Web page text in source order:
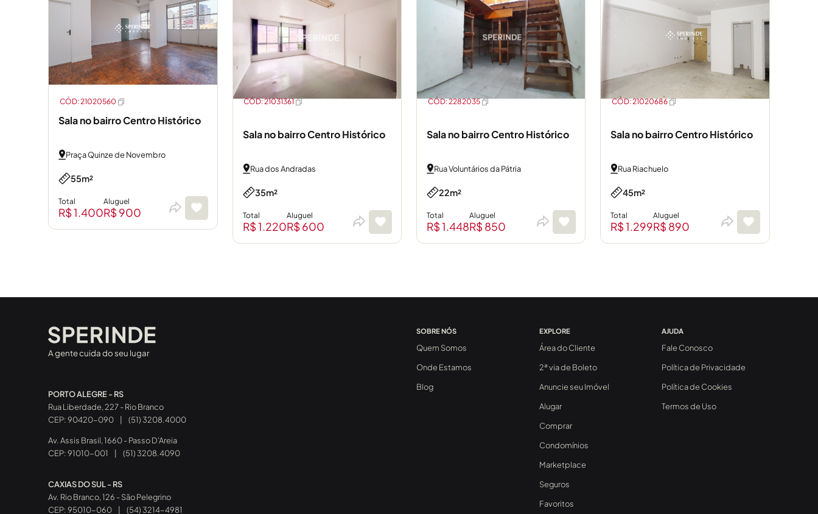
Sala no bairro Centro Histórico
Praça Quinze de Novembro
55m²
Total
R$ 1.400
Aluguel
R$ 900
CÓD: 21020560
Sala no bairro Centro Histórico
Rua dos Andradas
35m²
Total
R$ 1.220
Aluguel
R$ 600
CÓD: 21031361
Sala no bairro Centro Histórico
Rua Voluntários da Pátria
22m²
Total
R$ 1.448
Aluguel
R$ 850
CÓD: 2282035
Sala no bairro Centro Histórico
Rua Riachuelo
45m²
Total
R$ 1.299
Aluguel
R$ 890
CÓD: 21020686
A gente cuida do seu lugar
PORTO ALEGRE - RS
Rua Liberdade, 227 - Rio Branco
CEP: 90420-090
(51) 3208.4000
Av. Assis Brasil, 1660 - Passo D’Areia
CEP: 91010-001
| (51) 3208.4090
CAXIAS DO SUL - RS
Av. Rio Branco, 126 - São Pelegrino
CEP: 95010-060
(54) 3214-4981
SOBRE NÓS
Quem Somos
Onde Estamos
Blog
EXPLORE
Área do Cliente
2ª via de Boleto
Anuncie seu Imóvel
Alugar
Comprar
Condomínios
Marketplace
Seguros
Favoritos
AJUDA
Fale Conosco
Política de Privacidade
Política de Cookies
Termos de Uso